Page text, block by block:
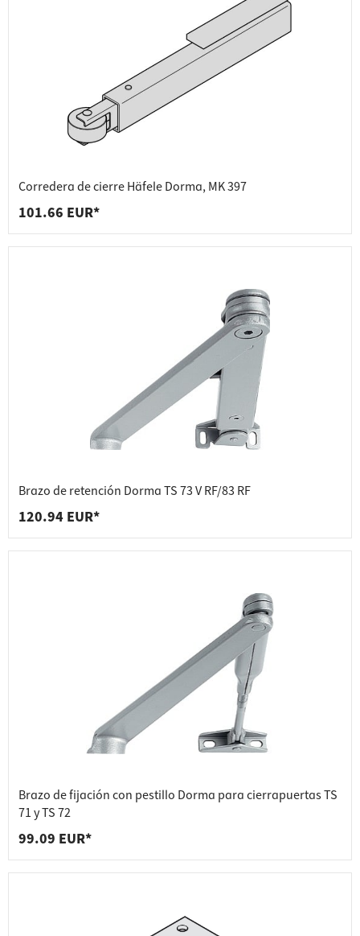
Corredera de cierre Häfele Dorma, MK 397
101.66 EUR*
Brazo de retención Dorma TS 73 V RF/83 RF
120.94 EUR*
Brazo de fijación con pestillo Dorma para cierrapuertas TS
71 y TS 72
99.09 EUR*